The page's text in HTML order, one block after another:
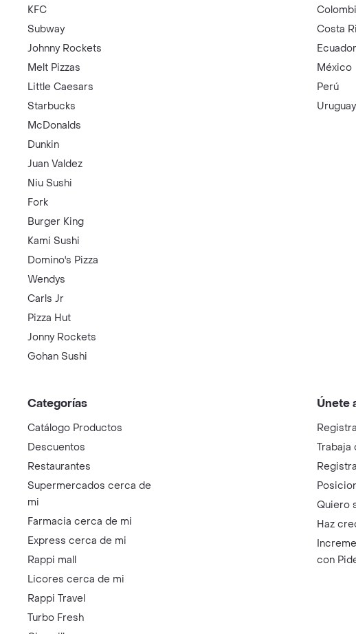
KFC
Subway
Johnny Rockets
Melt Pizzas
Little Caesars
Starbucks
McDonalds
Dunkin
Juan Valdez
Niu Sushi
Fork
Burger King
Kami Sushi
Domino's Pizza
Wendys
Carls Jr
Pizza Hut
Jonny Rockets
Gohan Sushi
Costa
Ecuador
México
Perú
Uruguay
Categorías
Catálogo Productos
Descuentos
Restaurantes
Supermercados cerca de
mi
Farmacia cerca de mi
Express cerca de mi
Rappi mall
Licores cerca de mi
Rappi Travel
Turbo Fresh
Únete
Trabaja
Quiero
Haz
con